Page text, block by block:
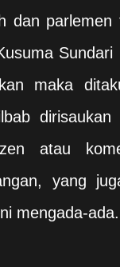
dan
maka
atau
yang
mengada-ada.